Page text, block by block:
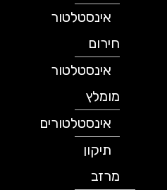
אינסטלטור
חירום
אינסטלטור
מומלץ
אינסטלטורים
תיקון
מרזב